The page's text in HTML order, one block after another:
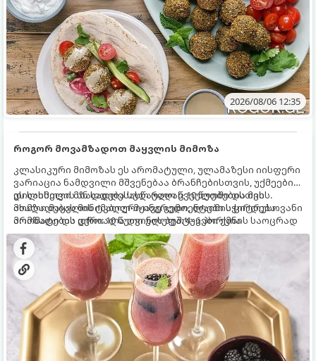
2026/08/06 12:35
როგორ მოვამზადოთ მაყვლის მიმოზა
კლასიკური მიმოზას ეს არომატული, ულამაზესი იისფერი
ვარიაცია ნამდვილი მშვენებაა ბრანჩებისთვის, უქმეების
დილისთვის ან სადღესასწაულო წვეულებებისთვის.
ახალი მაყვლის ტკბილ-მჟავე გემო, ლაიმის ციტრუსოვანი
არომატი და ცქრიალა ღვინის ბუშტუკები ქმნის საოცრად
დახვეწილ და მაგრილებელ კოქტეილს.
ეს სასმელი მზადდება სულ რაღაც 10 წუთში და მის
მომზადებას მინიმალური ინგრედიენტები სჭირდება.
მომზადების დრო: 10 წუთი ულუფა: 4–6 პორცია